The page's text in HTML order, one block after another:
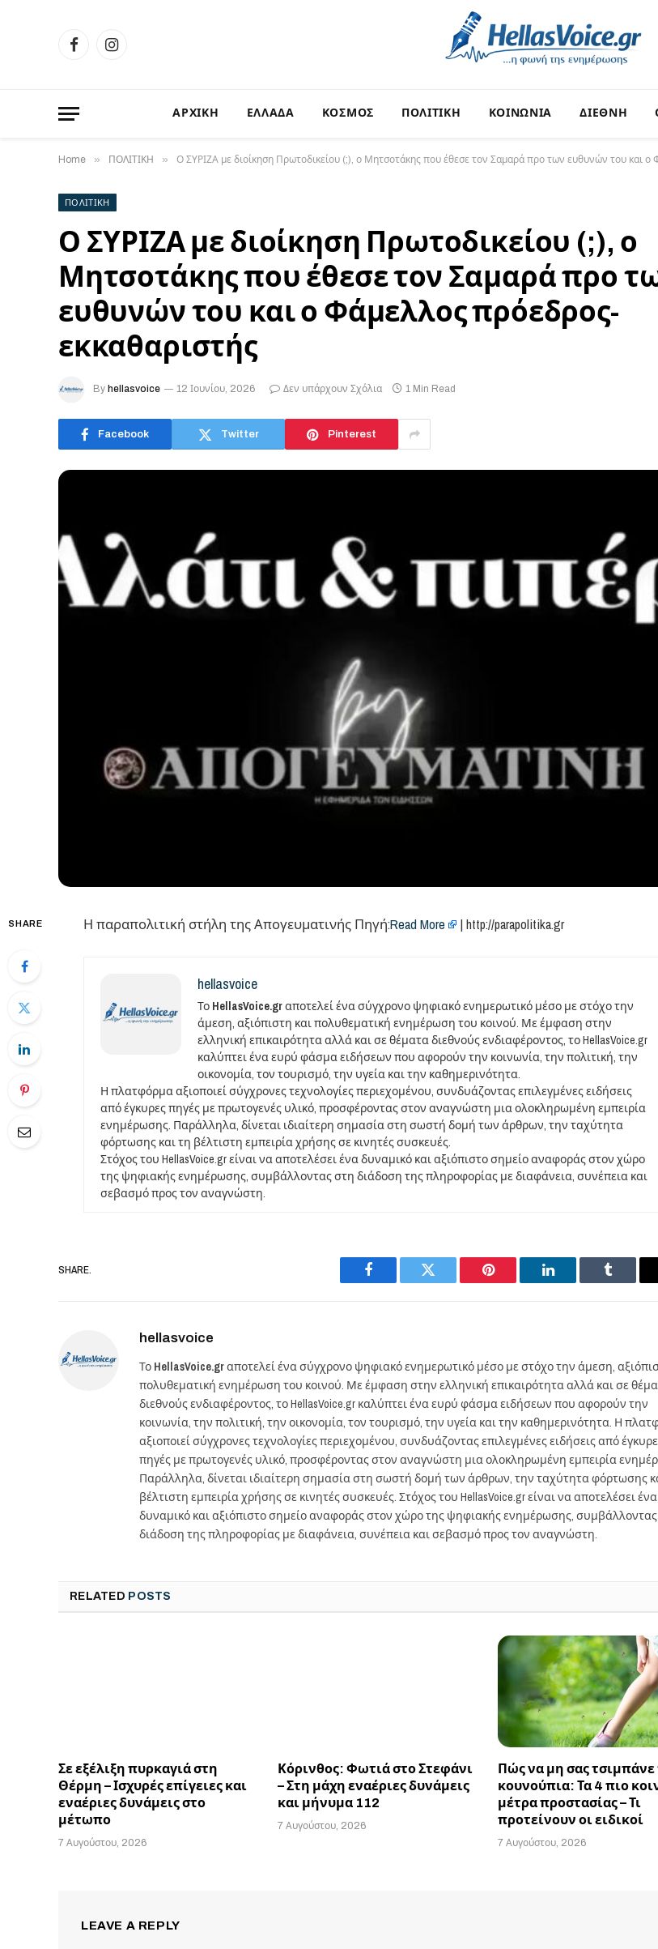
FacebookInstagram
ΑΡΧΙΚΗ ΕΛΛΑΔΑ ΚΟΣΜΟΣ ΠΟΛΙΤΙΚΗ ΚΟΙΝΩΝΙΑ ΔΙΕΘΝΗ
Home » ΠΟΛΙΤΙΚΗ » Ο ΣΥΡΙΖΑ με διοίκηση Πρωτοδικείου (;), ο Μητσοτάκης που έθεσε τον Σαμαρά προ των ευθυνών του και ο
ΠΟΛΙΤΙΚΗ
Ο ΣΥΡΙΖΑ με διοίκηση Πρωτοδικείου (;), ο
Μητσοτάκης που έθεσε τον Σαμαρά προ
ευθυνών του και ο Φάμελλος πρόεδρος-
εκκαθαριστής
By hellasvoice 12 Ιουνίου, 2026 Δεν υπάρχουν Σχόλια 1 Min Read
Facebook Twitter Pinterest
SHARE Η παραπολιτική στήλη της Απογευματινής Πηγή:Read More | http://parapolitika.gr
hellasvoice
Το HellasVoice.grαποτελεί ένα σύγχρονο ψηφιακό ενημερωτικό μέσο με στόχο την
άμεση, αξιόπιστη και πολυθεματική ενημέρωση του κοινού. Με έμφαση στην
ελληνική επικαιρότητα αλλά και σε θέματα διεθνούς ενδιαφέροντος, το HellasVoice.gr
καλύπτει ένα ευρύ φάσμα ειδήσεων που αφορούν την κοινωνία, την πολιτική, την
οικονομία, τον τουρισμό, την υγεία και την καθημερινότητα.
Η πλατφόρμα αξιοποιεί σύγχρονες τεχνολογίες περιεχομένου, συνδυάζοντας επιλεγμένες ειδήσεις
από έγκυρες πηγές με πρωτογενές υλικό, προσφέροντας στον αναγνώστη μια ολοκληρωμένη εμπειρία
ενημέρωσης. Παράλληλα, δίνεται ιδιαίτερη σημασία στη σωστή δομή των άρθρων, την ταχύτητα
φόρτωσης και τη βέλτιστη εμπειρία χρήσης σε κινητές συσκευές.
Στόχος του HellasVoice.gr είναι να αποτελέσει ένα δυναμικό και αξιόπιστο σημείο αναφοράς στον χώρο
της ψηφιακής ενημέρωσης, συμβάλλοντας στη διάδοση της πληροφορίας με διαφάνεια, συνέπεια και
σεβασμό προς τον αναγνώστη.
SHARE.
Facebook Twitter Pinterest LinkedIn Tumblr
hellasvoice
Το HellasVoice.grαποτελεί ένα σύγχρονο ψηφιακό ενημερωτικό μέσο με στόχο την άμεση,
πολυθεματική ενημέρωση του κοινού. Με έμφαση στην ελληνική επικαιρότητα αλλά και σε
διεθνούς ενδιαφέροντος, το HellasVoice.gr καλύπτει ένα ευρύ φάσμα ειδήσεων που αφορούν την
κοινωνία, την πολιτική, την οικονομία, τον τουρισμό, την υγεία και την καθημερινότητα. Η
αξιοποιεί σύγχρονες τεχνολογίες περιεχομένου, συνδυάζοντας επιλεγμένες ειδήσεις από
πηγές με πρωτογενές υλικό, προσφέροντας στον αναγνώστη μια ολοκληρωμένη εμπειρία
Παράλληλα, δίνεται ιδιαίτερη σημασία στη σωστή δομή των άρθρων, την ταχύτητα φόρτωσης
βέλτιστη εμπειρία χρήσης σε κινητές συσκευές. Στόχος του HellasVoice.gr είναι να αποτελέσει ένα
δυναμικό και αξιόπιστο σημείο αναφοράς στον χώρο της ψηφιακής ενημέρωσης,
διάδοση της πληροφορίας με διαφάνεια, συνέπεια και σεβασμό προς τον αναγνώστη.
RELATED POSTS
Σε εξέλιξη πυρκαγιά στη
Θέρμη – Ισχυρές επίγειες και
εναέριες δυνάμεις στο
μέτωπο
7 Αυγούστου, 2026
Κόρινθος: Φωτιά στο Στεφάνι
– Στη μάχη εναέριες δυνάμεις
και μήνυμα 112
7 Αυγούστου, 2026
Πώς να μη σας τσιμπάνε
κουνούπια: Τα 4 πιο
μέτρα προστασίας – Τι
προτείνουν οι ειδικοί
7 Αυγούστου, 2026
LEAVE A REPLY